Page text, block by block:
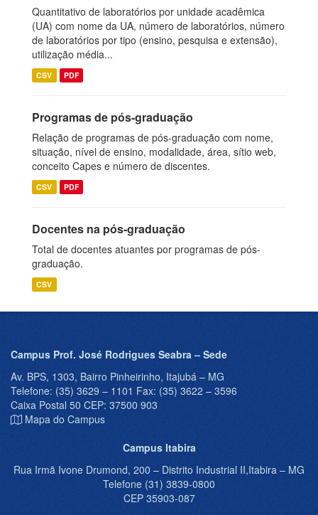
Quantitativo de laboratórios por unidade acadêmica
(UA) com nome da UA, número de laboratórios, número
de laboratórios por tipo (ensino, pesquisa e extensão),
utilização média...
CSV PDF
Programas de pós-graduação
Relação de programas de pós-graduação com nome,
situação, nível de ensino, modalidade, área, sítio web,
conceito Capes e número de discentes.
CSV PDF
Docentes na pós-graduação
Total de docentes atuantes por programas de pós-
graduação.
CSV
Campus Prof. José Rodrigues Seabra – Sede
Av. BPS, 1303, Bairro Pinheirinho, Itajubá – MG
Telefone: (35) 3629 – 1101 Fax: (35) 3622 – 3596
Caixa Postal 50 CEP: 37500 903
Mapa do Campus
Campus Itabira
Rua Irmã Ivone Drumond, 200 – Distrito Industrial II,Itabira – MG
Telefone (31) 3839-0800
CEP 35903-087